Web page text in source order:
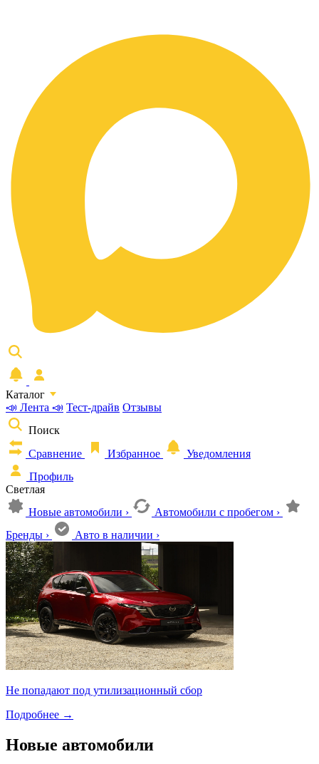
Каталог
📣 Лента 📣 Тест-драйв Отзывы
Поиск
Сравнение
Избранное
Уведомления
Профиль
Светлая
Новые автомобили › Автомобили с пробегом ›
Бренды › Авто в наличии ›
Не попадают под утилизационный сбор
Подробнее →
Новые автомобили